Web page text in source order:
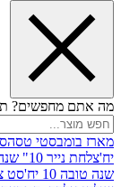
תנו לנו לעזור
טסה
יח'
סט צלחות שנה טובה